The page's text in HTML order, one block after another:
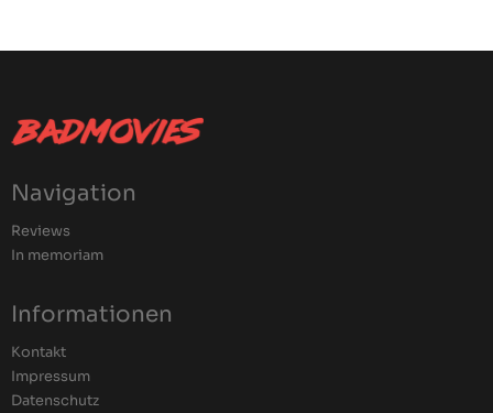
Navigation
Reviews
In memoriam
Informationen
Kontakt
Impressum
Datenschutz